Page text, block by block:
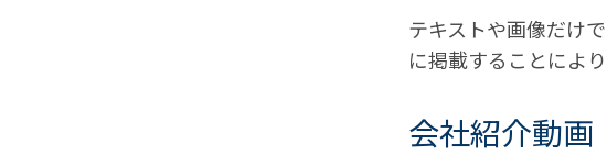
テキストや画像だけ
に掲載することによ
会社紹介動画